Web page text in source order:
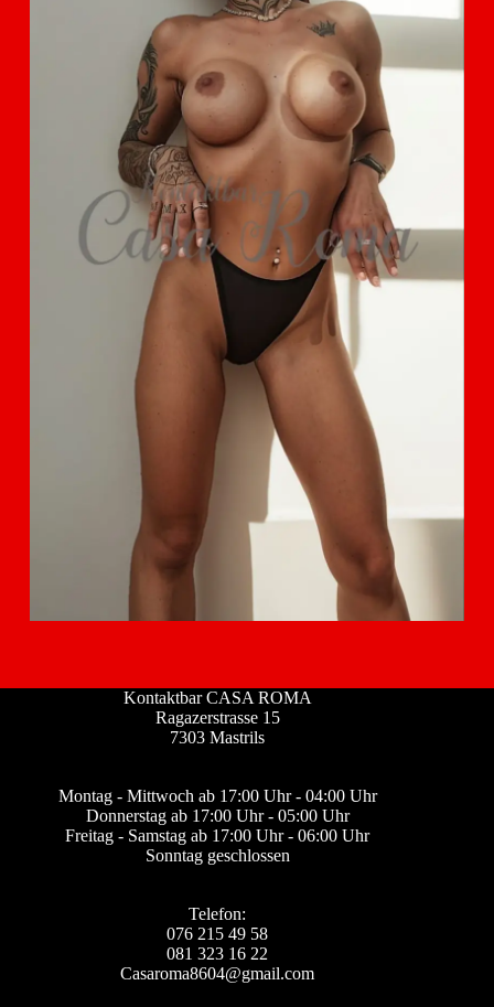
Kontaktbar CASA ROMA
Ragazerstrasse 15
7303 Mastrils
Montag - Mittwoch ab 17:00 Uhr - 04:00 Uhr
Donnerstag ab 17:00 Uhr - 05:00 Uhr
Freitag - Samstag ab 17:00 Uhr - 06:00 Uhr
Sonntag geschlossen
Telefon:
076 215 49 58
081 323 16 22
Casaroma8604@gmail.com